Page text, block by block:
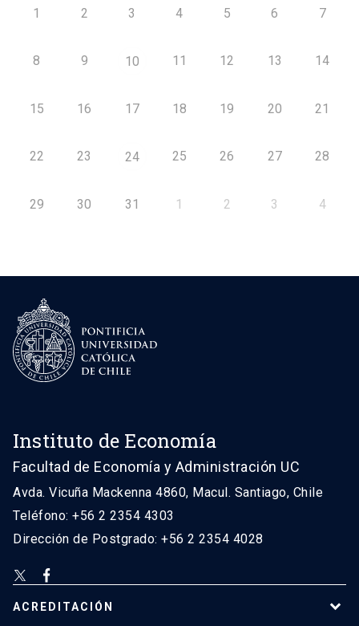
1 2 3 4 5 6 7
8 9 10 11 12 13 14
15 16 17 18 19 20 21
22 23 24 25 26 27 28
29 30 31 1 2 3 4
Instituto de Economía
Facultad de Economía y Administración UC
Avda. Vicuña Mackenna 4860, Macul. Santiago, Chile
Teléfono: +56 2 2354 4303
Dirección de Postgrado: +56 2 2354 4028
ACREDITACIÓN